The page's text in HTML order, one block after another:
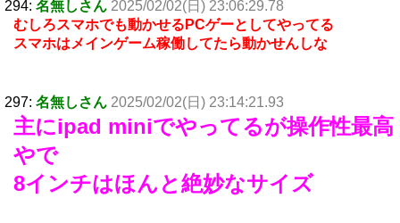
294: 名無しさん 2025/02/02(日) 23:06:29.78
むしろスマホでも動かせるPCゲーとしてやってる
スマホはメインゲーム稼働してたら動かせんしな
297: 名無しさん 2025/02/02(日) 23:14:21.93
主にipad miniでやってるが操作性最高
やで
8インチはほんと絶妙なサイズ